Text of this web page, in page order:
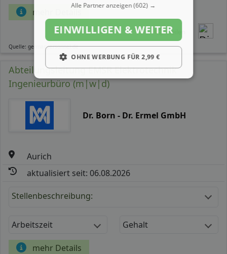
mehr Details
Teilen
Quelle: germanpersonnel.de
Abteilungsleitung EMSR Elektrotechnik
Ingenieurbüro (m|w|d)
Dr. Born - Dr. Ermel GmbH
Aurich
aktualisiert seit: 06.08.2026
Stellenbeschreibung:
Arbeitszeit Gehalt
mehr Details
Alle Partner anzeigen(602) →
EINWILLIGEN & WEITER
OHNE WERBUNG FÜR 2,99 €